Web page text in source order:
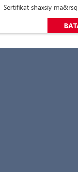
Sertifikat shaxsiy
har bir saytni
esa amalga